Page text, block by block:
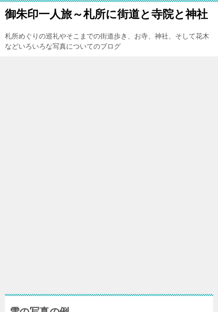
御朱印一人旅～札所に街道と寺院と神社
札所めぐりの巡礼やそこまでの街道歩き、お寺、神社、そして花木
などいろいろな写真についてのブログ